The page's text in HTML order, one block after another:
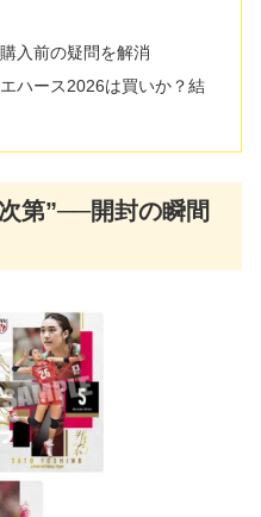
入前の疑問を解消
ハース2026は買いか？結
第”──開封の瞬間